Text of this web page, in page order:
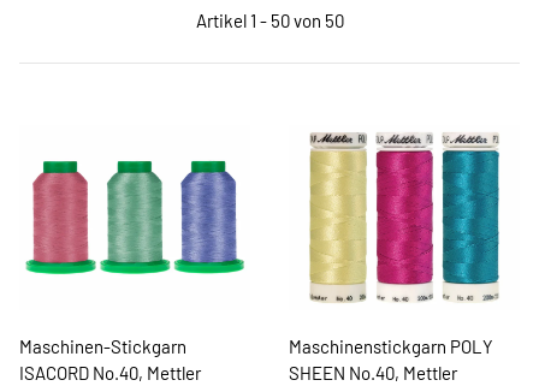
Artikel 1 - 50 von 50
Maschinen-Stickgarn
ISACORD No.40, Mettler
Maschinenstickgarn POLY
SHEEN No.40, Mettler